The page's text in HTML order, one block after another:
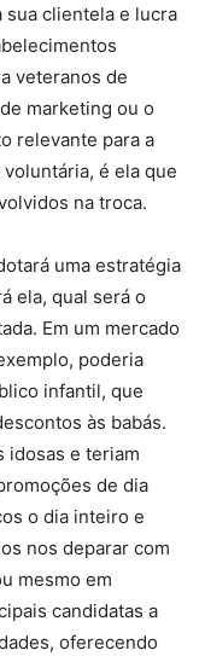
sua clientela e lucra
veteranos de
marketing ou o
relevante para a
é ela que
na troca.
uma estratégia
ela, qual será o
Em um mercado
poderia
infantil, que
às babás.
idosas e teriam
de dia
o dia inteiro e
nos deparar com
mesmo em
candidatas a
oferecendo